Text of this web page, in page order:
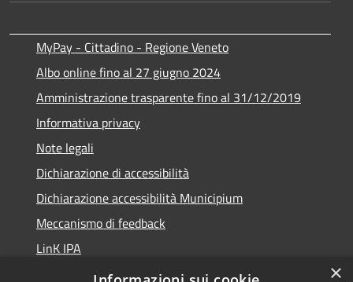
MyPay - Cittadino - Regione Veneto
Albo online fino al 27 giugno 2024
Amministrazione trasparente fino al 31/12/2019
Informativa privacy
Note legali
Dichiarazione di accessibilità
Dichiarazione accessibilità Municipium
Meccanismo di feedback
LinK IPA
Social media policy
×